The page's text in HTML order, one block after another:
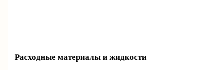
Расходные материалы и жидкости